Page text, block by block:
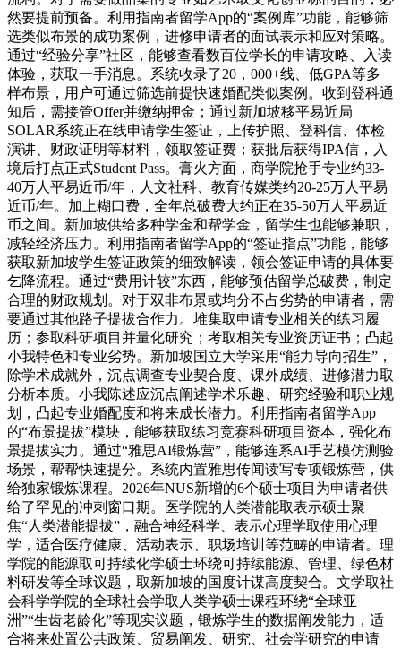
然要提前预备。利用指南者留学App的“案例库”功能，能够筛
选类似布景的成功案例，进修申请者的面试表示和应对策略。
通过“经验分享”社区，能够查看数百位学长的申请攻略、入读
体验，获取一手消息。系统收录了20，000+线、低GPA等多
样布景，用户可通过筛选前提快速婚配类似案例。收到登科通
知后，需接管Offer并缴纳押金；通过新加坡移平易近局
SOLAR系统正在线申请学生签证，上传护照、登科信、体检
演讲、财政证明等材料，领取签证费；获批后获得IPA信，入
境后打点正式Student Pass。膏火方面，商学院抢手专业约33-
40万人平易近币/年，人文社科、教育传媒类约20-25万人平易
近币/年。加上糊口费，全年总破费大约正在35-50万人平易近
币之间。新加坡供给多种学金和帮学金，留学生也能够兼职，
减轻经济压力。利用指南者留学App的“签证指点”功能，能够
获取新加坡学生签证政策的细致解读，领会签证申请的具体要
乞降流程。通过“费用计较”东西，能够预估留学总破费，制定
合理的财政规划。对于双非布景或均分不占劣势的申请者，需
要通过其他路子提拔合作力。堆集取申请专业相关的练习履
历；参取科研项目并量化研究；考取相关专业资历证书；凸起
小我特色和专业劣势。新加坡国立大学采用“能力导向招生”，
除学术成就外，沉点调查专业契合度、课外成绩、进修潜力取
分析本质。小我陈述应沉点阐述学术乐趣、研究经验和职业规
划，凸起专业婚配度和将来成长潜力。利用指南者留学App
的“布景提拔”模块，能够获取练习竞赛科研项目资本，强化布
景提拔实力。通过“雅思AI锻炼营”，能够连系AI手艺模仿测验
场景，帮帮快速提分。系统内置雅思传闻读写专项锻炼营，供
给独家锻炼课程。2026年NUS新增的6个硕士项目为申请者供
给了罕见的冲刺窗口期。医学院的人类潜能取表示硕士聚
焦“人类潜能提拔”，融合神经科学、表示心理学取使用心理
学，适合医疗健康、活动表示、职场培训等范畴的申请者。理
学院的能源取可持续化学硕士环绕可持续能源、管理、绿色材
料研发等全球议题，取新加坡的国度计谋高度契合。文学取社
会科学学院的全球社会学取人类学硕士课程环绕“全球亚
洲”“生齿老龄化”等现实议题，锻炼学生的数据阐发能力，适
合将来处置公共政策、贸易阐发、研究、社会学研究的申请